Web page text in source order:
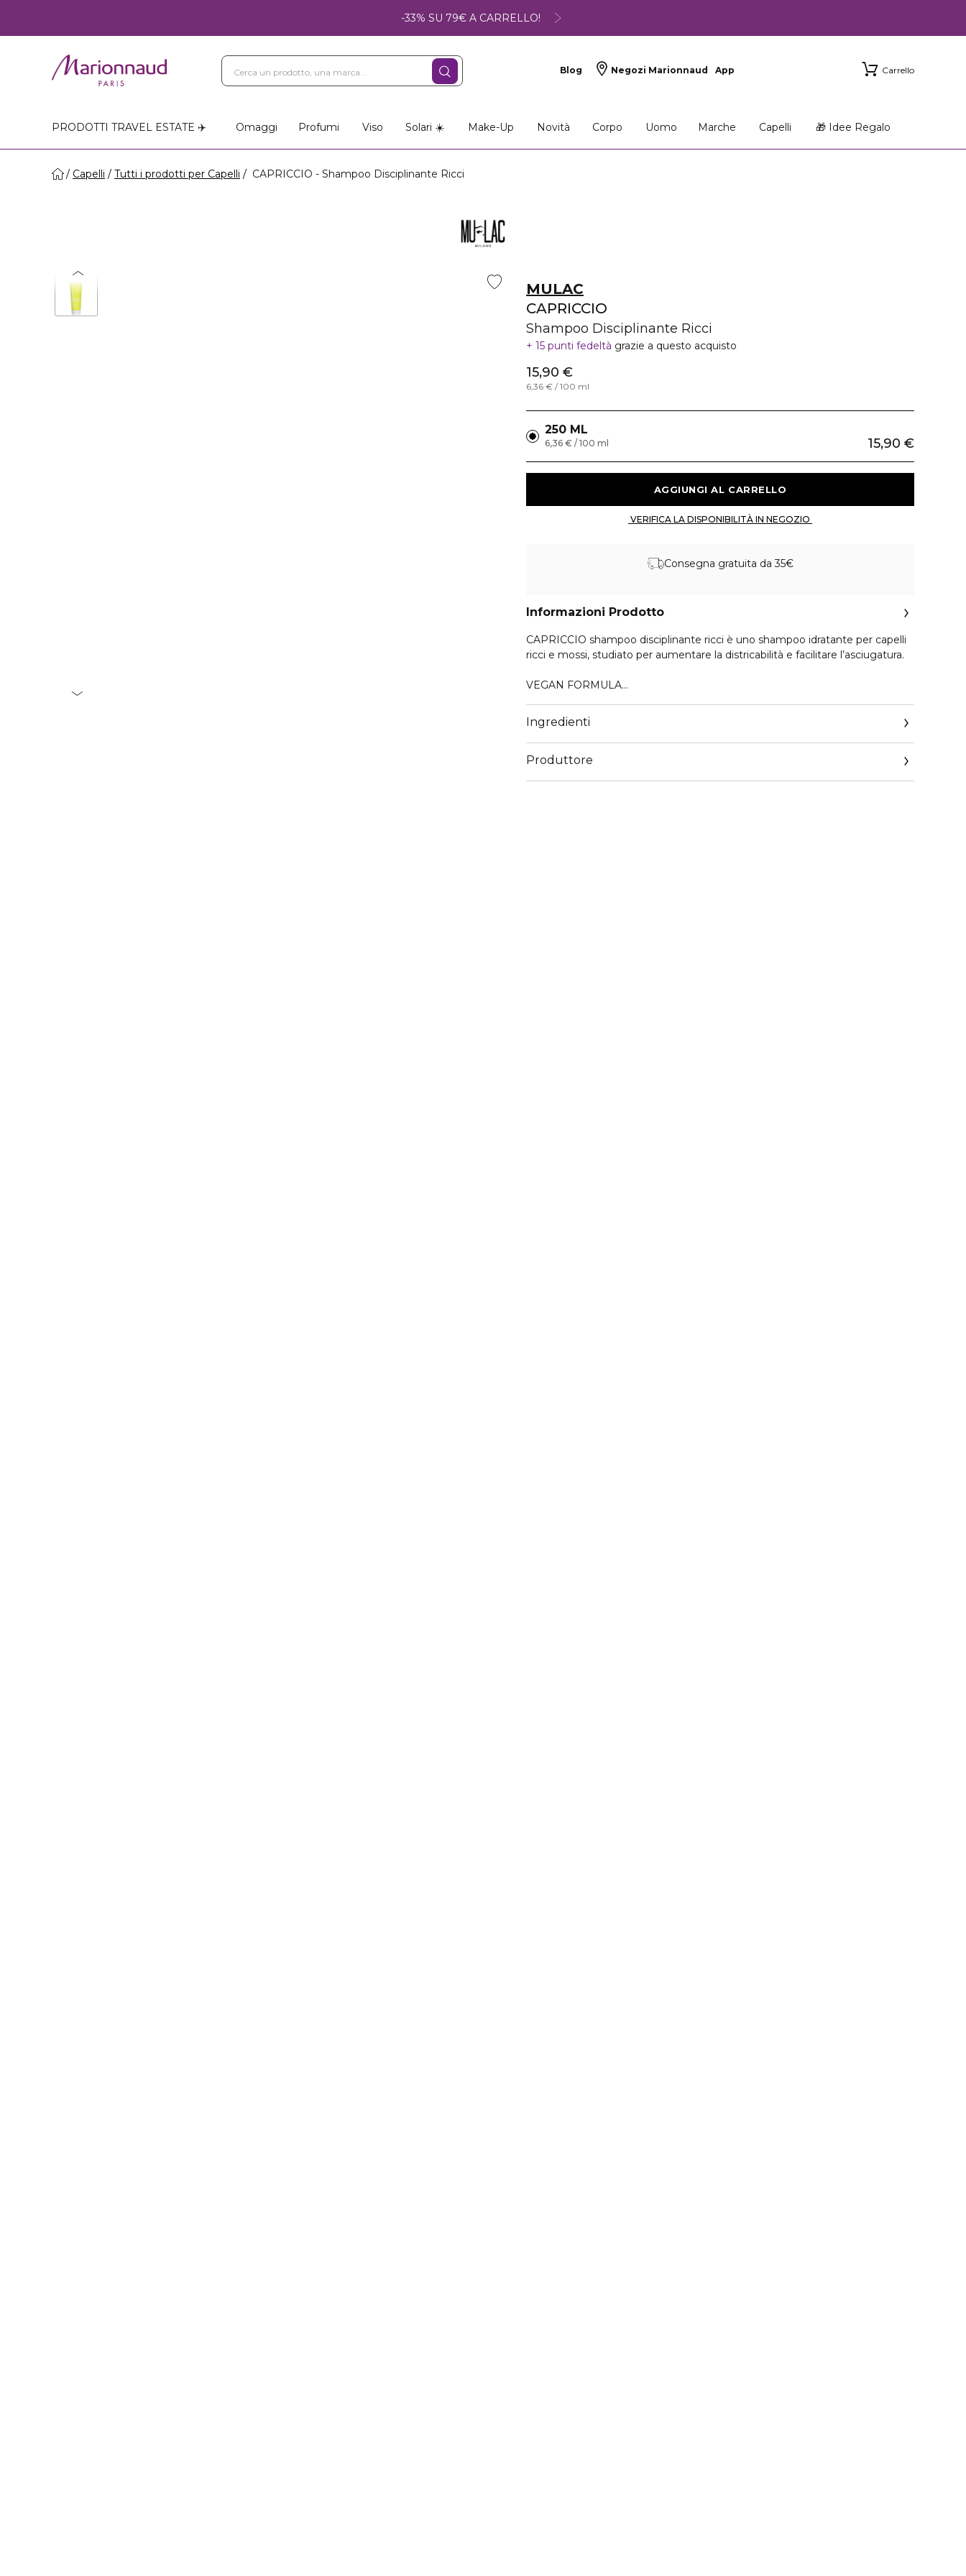
-33% SU 79€ A CARRELLO!
Blog Negozi Marionnaud App Carrello
PRODOTTI TRAVEL ESTATE ✈️ Omaggi Profumi Viso Solari ☀️ Make-Up Novità Corpo Uomo Marche Capelli 🎁 Idee Regalo
Capelli Tutti i prodotti per Capelli CAPRICCIO - Shampoo Disciplinante Ricci
MULAC
CAPRICCIO
Shampoo Disciplinante Ricci
15 punti fedeltà grazie a questo acquisto
15,90 €
6,36 € / 100 ml
250 ML
15,90 €
6,36 € / 100 ml
Consegna gratuita da 35€
Informazioni Prodotto
CAPRICCIO shampoo disciplinante ricci è uno shampoo idratante per capelli
ricci e mossi, studiato per aumentare la districabilità e facilitare l’asciugatura.
VEGAN FORMULA
Arricchito con olio di Pequi amazzonico e di Abissinia, dona alle onde
idratazione, morbidezza e flessibilità senza appesantire. Con la sua base
lavante di origine naturale, deterge con delicatezza il capello e lo scalpo.
Ingredienti
Produttore